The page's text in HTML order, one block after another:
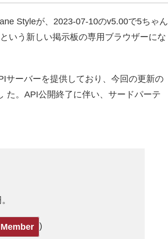
Styleが、2023-07-10のv5.00で5ちゃん
という新しい掲示板の専用ブラウザーにな
サーバーを提供しており、今回の更新の
た。API公開終了に伴い、サードパーテ
)